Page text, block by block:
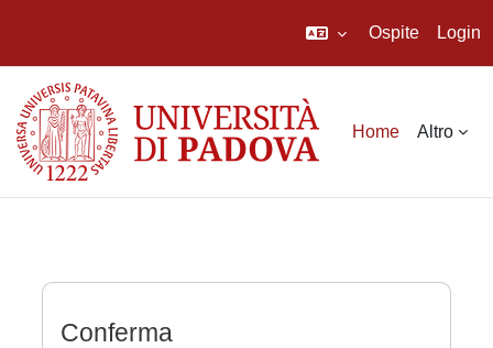
Ospite Login
Home Altro
Conferma